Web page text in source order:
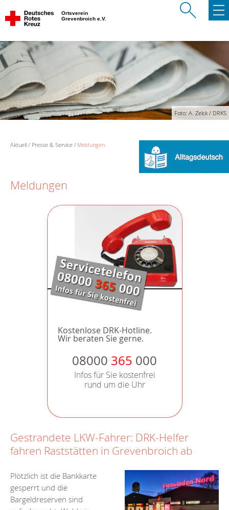
Ortsverein
Grevenbroich e.V.
Foto: A. Zelck / DRKS
Aktuell Presse & Service Meldungen
Meldungen
Kostenlose DRK-Hotline.
Wir beraten Sie gerne.
08000 365 000
Infos für Sie kostenfrei
rund um die Uhr
Gestrandete LKW-Fahrer: DRK-Helfer
fahren Raststätten in Grevenbroich ab
Plötzlich ist die Bankkarte
gesperrt und die
Bargeldreserven sind